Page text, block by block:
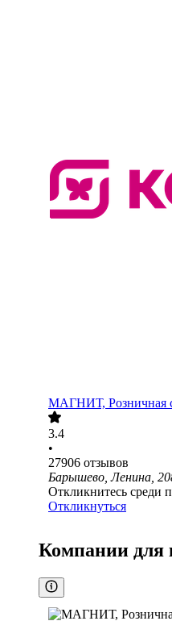
МАГНИТ, Розничная
3.4
•
27906 отзывов
Барышево, Ленина,
Откликнитесь среди
Откликнуться
Компании для